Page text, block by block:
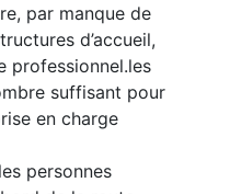
par manque de
d’accueil,
professionnel.les
suffisant pour
en charge
personnes